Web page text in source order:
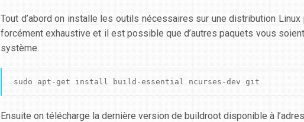
Tout d’abord on installe les outils nécessaires sur une distribution Linux
forcément exhaustive et il est possible que d’autres paquets vous
système.
sudo apt-get install build-essential ncurses-dev git
Ensuite on télécharge la dernière version de buildroot disponible à